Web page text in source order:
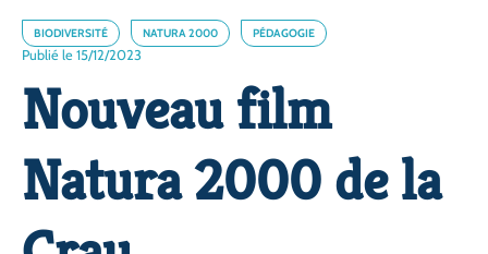
BIODIVERSITÉ NATURA 2000 PÉDAGOGIE
Publié le 15/12/2023
Nouveau film
Natura 2000 de la